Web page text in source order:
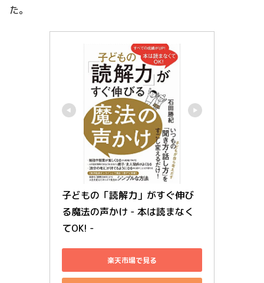
た。
子どもの「読解力」がすぐ伸び
る魔法の声かけ - 本は読まなく
てOK! -
楽天市場で見る